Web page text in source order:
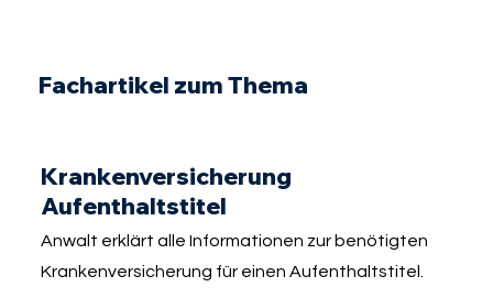
Fachartikel zum Thema
Krankenversicherung
Aufenthaltstitel
Anwalt erklärt alle Informationen zur benötigten
Krankenversicherung für einen Aufenthaltstitel.